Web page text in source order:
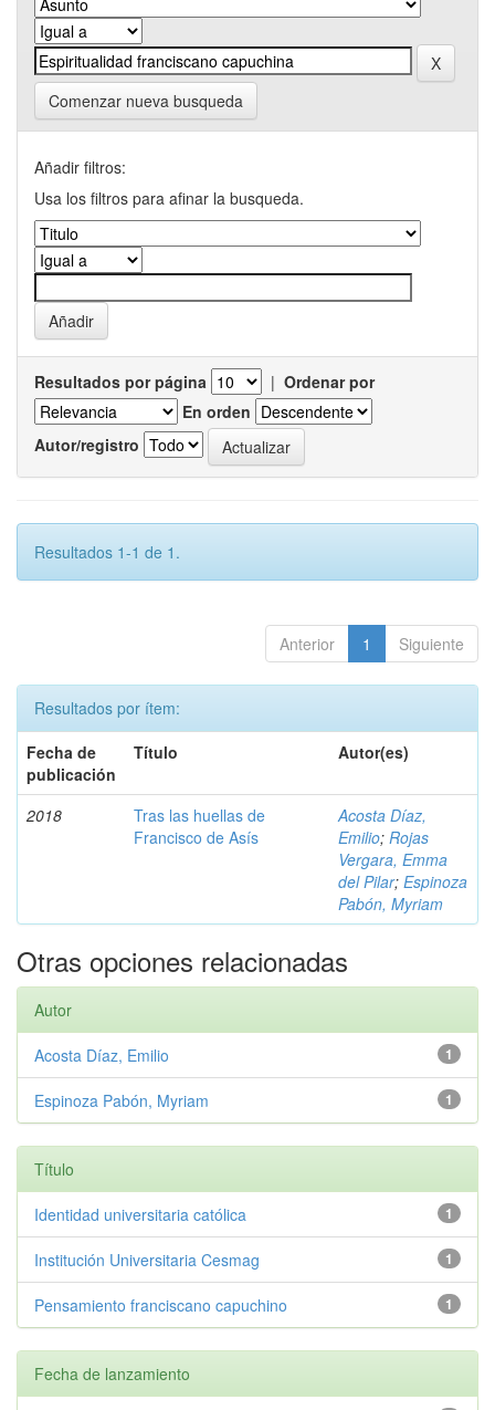
Comenzar nueva busqueda
Añadir filtros:
Usa los filtros para afinar la busqueda.
Resultados por página | Ordenar por
En orden
Autor/registro
Resultados 1-1 de 1.
Anterior 1 Siguiente
Resultados por ítem:
Fecha de
publicación
Título Autor(es)
2018
Tras las huellas de
Francisco de Asís
Acosta Díaz,
Emilio; Rojas
Vergara, Emma
del Pilar; Espinoza
Pabón, Myriam
Otras opciones relacionadas
Autor
1
Acosta Díaz, Emilio
1
Espinoza Pabón, Myriam
Título
1
Identidad universitaria católica
1
Institución Universitaria Cesmag
1
Pensamiento franciscano capuchino
Fecha de lanzamiento